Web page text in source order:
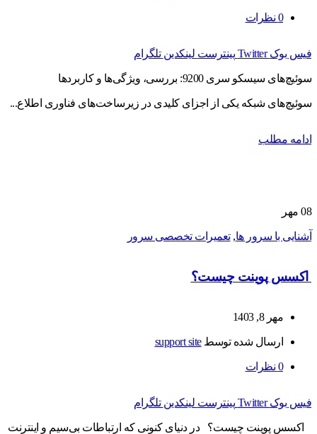
0 نظرات
فیس بوک Twitter پینترست لینکدین تلگرام
سوئیچ‌های سیسکو سری 9200: بررسی، ویژگی‌ها و کاربردها
سوئیچ‌های شبکه یکی از اجزای کلیدی در زیرساخت‌های فناوری اطلاع...
ادامه مطلب
08 مهر
آشنایی با سرور ها,تعمیرات تخصصی سرور
اکسس پوینت چیست؟
مهر 8, 1403
ارسال شده توسطsupport site
0 نظرات
فیس بوک Twitter پینترست لینکدین تلگرام
اکسس پوینت چیست؟ در دنیای کنونی که ارتباطات بی‌سیم و اینترنت